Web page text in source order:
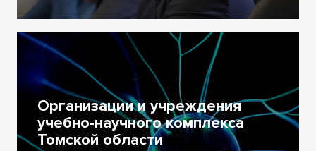
Организации и учреждения
учебно-научного комплекса
Томской области